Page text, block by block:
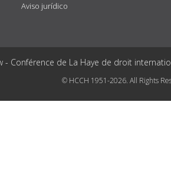
Aviso jurídico
- Conférence de La Haye de droit
© HCCH 1951-2026. All Rights